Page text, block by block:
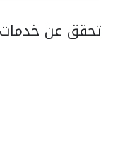
تحقق عن خدمات